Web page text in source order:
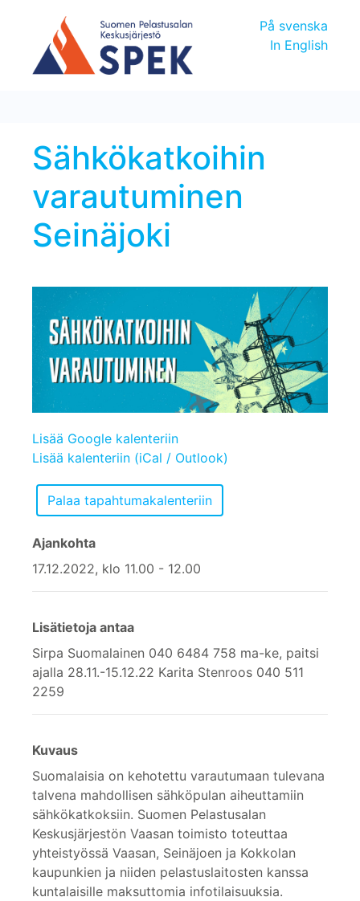
På svenska
In English
Sähkökatkoihin
varautuminen
Seinäjoki
Lisää Google kalenteriin
Lisää kalenteriin (iCal / Outlook)
Ajankohta
17.12.2022, klo 11.00 - 12.00
Lisätietoja antaa
Sirpa Suomalainen 040 6484 758 ma-ke, paitsi
ajalla 28.11.-15.12.22 Karita Stenroos 040 511
2259
Kuvaus
Suomalaisia on kehotettu varautumaan tulevana
talvena mahdollisen sähköpulan aiheuttamiin
sähkökatkoksiin. Suomen Pelastusalan
Keskusjärjestön Vaasan toimisto toteuttaa
yhteistyössä Vaasan, Seinäjoen ja Kokkolan
kaupunkien ja niiden pelastuslaitosten kanssa
kuntalaisille maksuttomia infotilaisuuksia.